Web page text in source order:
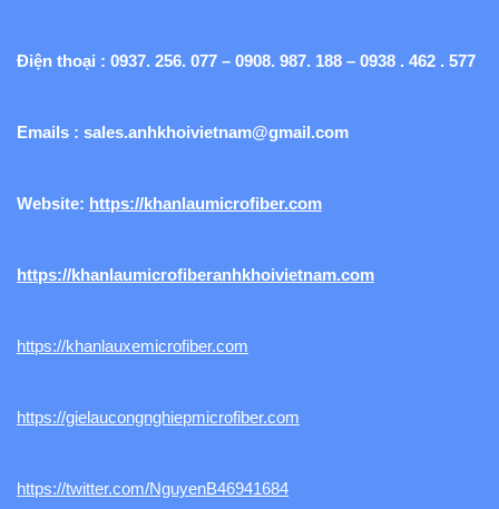
Điện thoại : 0937. 256. 077 – 0908. 987. 188 – 0938 . 462 . 577
Emails : sales.anhkhoivietnam@gmail.com
Website: https://khanlaumicrofiber.com
https://khanlaumicrofiberanhkhoivietnam.com
https://khanlauxemicrofiber.com
https://gielaucongnghiepmicrofiber.com
https://twitter.com/NguyenB46941684